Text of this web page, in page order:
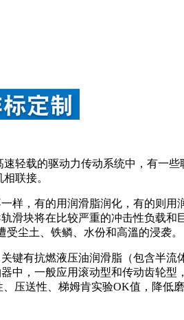
轻载的驱动力传动系统中，有一
联接。
样，有的用润滑脂润化，有的则用
滑块将在比较严重的冲击性负载和
尘土、铁鳞、水份和高溫的浸袭。
键有抗燃液压油润滑脂（包含半流
中，一般应用滚动型和传动齿轮型
压送性、梯姆肯实验OK值，降低